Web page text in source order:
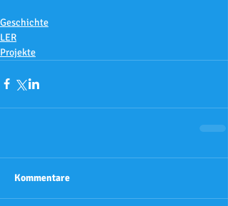
Geschichte
LER
Projekte
Kommentare